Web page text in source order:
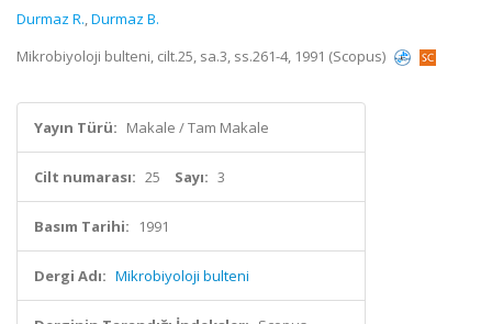
Durmaz R.,Durmaz B.
Mikrobiyoloji bulteni, cilt.25, sa.3, ss.261-4, 1991 (Scopus)
Yayın Türü: Makale / Tam Makale
Cilt numarası: 25 Sayı: 3
Basım Tarihi: 1991
Dergi Adı: Mikrobiyoloji bulteni